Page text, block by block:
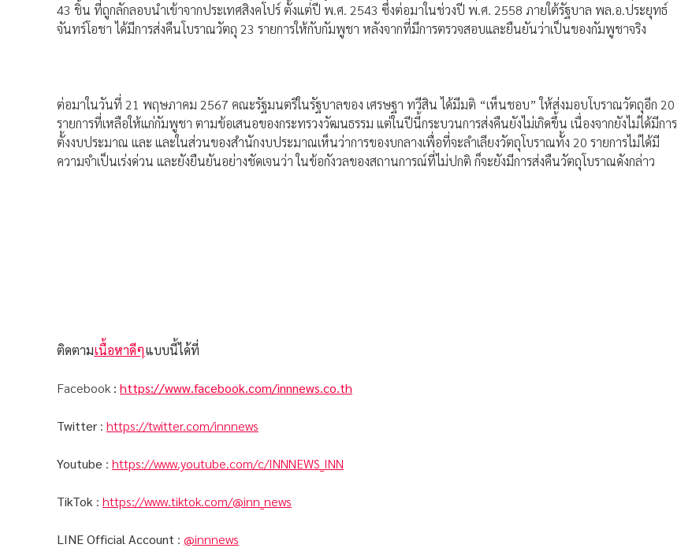
43 ชิ้น ที่ถูกลักลอบนำเข้าจากประเทศสิงคโปร์ ตั้งแต่ปี พ.ศ. 2543 ซึ่งต่อมาในช่วงปี พ.ศ. 2558 ภายใต้รัฐบาล พล.อ.ประยุทธ์
จันทร์โอชา ได้มีการส่งคืนโบราณวัตถุ 23 รายการให้กับกัมพูชา หลังจากที่มีการตรวจสอบและยืนยันว่าเป็นของกัมพูชาจริง
ต่อมาในวันที่ 21 พฤษภาคม 2567 คณะรัฐมนตรีในรัฐบาลของ เศรษฐา ทวีสิน ได้มีมติ “เห็นชอบ” ให้ส่งมอบโบราณวัตถุอีก 20
รายการที่เหลือให้แก่กัมพูชา ตามข้อเสนอของกระทรวงวัฒนธรรม แต่ในปีนี้กระบวนการส่งคืนยังไม่เกิดขึ้น เนื่องจากยังไม่ได้มีการ
ตั้งงบประมาณ และ และในส่วนของสำนักงบประมาณเห็นว่าการของบกลางเพื่อที่จะลำเลียงวัตถุโบราณทั้ง 20 รายการไม่ได้มี
ความจำเป็นเร่งด่วน และยังยืนยันอย่างชัดเจนว่า ในข้อกังวลของสถานการณ์ที่ไม่ปกติ ก็จะยังมีการส่งคืนวัตถุโบราณดังกล่าว
ติดตามเนื้อหาดีๆแบบนี้ได้ที่
Facebook : https://www.facebook.com/innnews.co.th
Twitter : https://twitter.com/innnews
Youtube : https://www.youtube.com/c/INNNEWS_INN
TikTok : https://www.tiktok.com/@inn_news
LINE Official Account : @innnews